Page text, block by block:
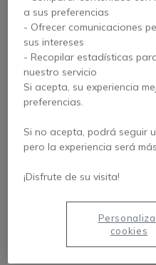
dos:
Sí
a sus preferencias
- Ofrecer comunicaciones
sus intereses
- Recopilar estadísticas
nuestro servicio
Si acepta, su experiencia
preferencias.
Si no acepta, podrá seguir
pero la experiencia será
¡Disfrute de su visita!
cookies